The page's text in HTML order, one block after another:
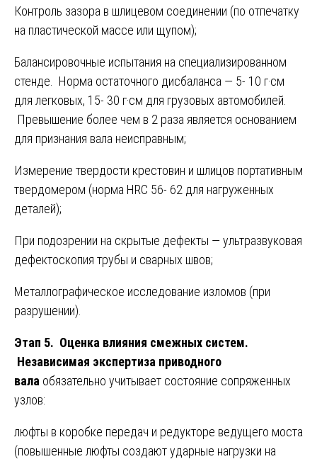
Контроль зазора в шлицевом соединении (по отпечатку
на пластической массе или щупом);
Балансировочные испытания на специализированном
стенде. Норма остаточного дисбаланса — 5- 10 г·см
для легковых, 15- 30 г·см для грузовых автомобилей.
Превышение более чем в 2 раза является основанием
для признания вала неисправным;
Измерение твердости крестовин и шлицов портативным
твердомером (норма HRC 56- 62 для нагруженных
деталей);
При подозрении на скрытые дефекты — ультразвуковая
дефектоскопия трубы и сварных швов;
Металлографическое исследование изломов (при
разрушении).
Этап 5. Оценка влияния смежных систем.
Независимая экспертиза приводного
вала обязательно учитывает состояние сопряженных
узлов:
люфты в коробке передач и редукторе ведущего моста
(повышенные люфты создают ударные нагрузки на